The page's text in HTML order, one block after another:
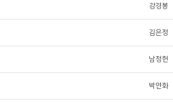
강경봉
김은정
남정헌
박연화